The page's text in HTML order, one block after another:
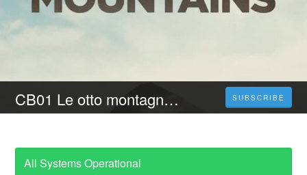
CB01 Le otto montagne (2023) Film Intero | Streaming Italiano In Alta Definizione SUBSCRIBE
All Systems Operational